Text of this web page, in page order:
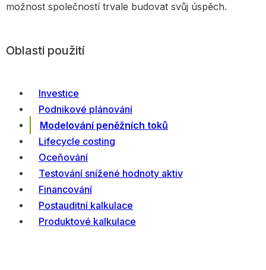
Oblasti použití
Investice
Podnikové plánování
Modelování peněžních toků
Lifecycle costing
Oceňování
Testování snížené hodnoty aktiv
Financování
Postauditní kalkulace
Produktové kalkulace
možnost společností trvale budovat svůj úspěch.